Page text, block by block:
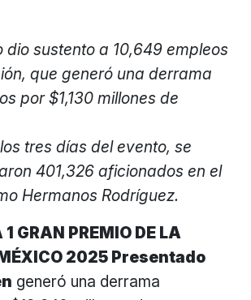
dio sustento a 10,649 empleos
que generó una derrama
por $1,130 millones de
tres días del evento, se
401,326 aficionados en el
Hermanos Rodríguez.
GRAN PREMIO DE LA
2025 Presentado
generó una derrama